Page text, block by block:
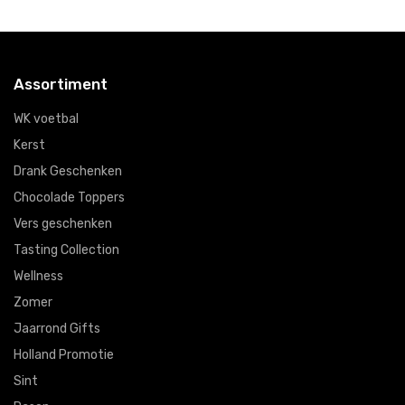
Assortiment
WK voetbal
Kerst
Drank Geschenken
Chocolade Toppers
Vers geschenken
Tasting Collection
Wellness
Zomer
Jaarrond Gifts
Holland Promotie
Sint